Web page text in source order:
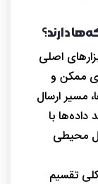
دارند؟
اصلی
ممکن و
مسیر ارسال
با
محیطی
تقسیم